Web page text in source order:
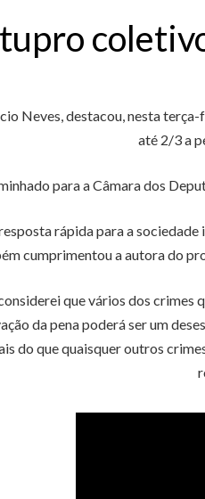
Neves, destacou, nesta
até 2/3 a
para a Câmara dos
rápida para a
cumprimentou a autora do
que vários dos crimes
da pena poderá ser um
do que quaisquer outros